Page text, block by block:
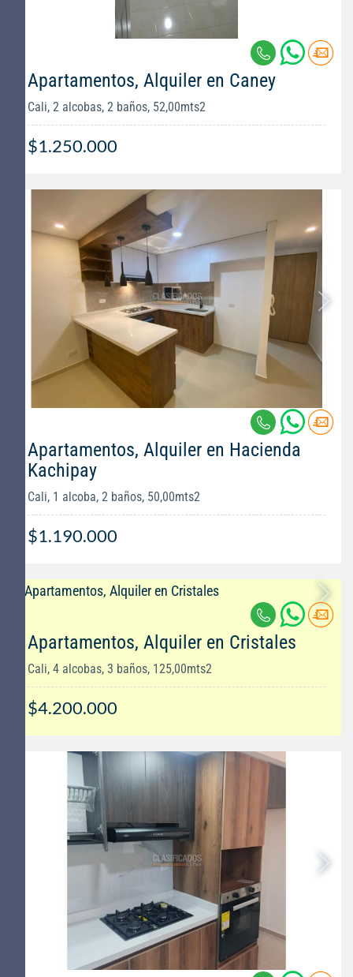
Apartamentos, Alquiler en Caney
Cali, 2 alcobas, 2 baños, 52,00mts2
$1.250.000
Apartamentos, Alquiler en Hacienda
Kachipay
Cali, 1 alcoba, 2 baños, 50,00mts2
$1.190.000
Apartamentos, Alquiler en Cristales
Cali, 4 alcobas, 3 baños, 125,00mts2
$4.200.000